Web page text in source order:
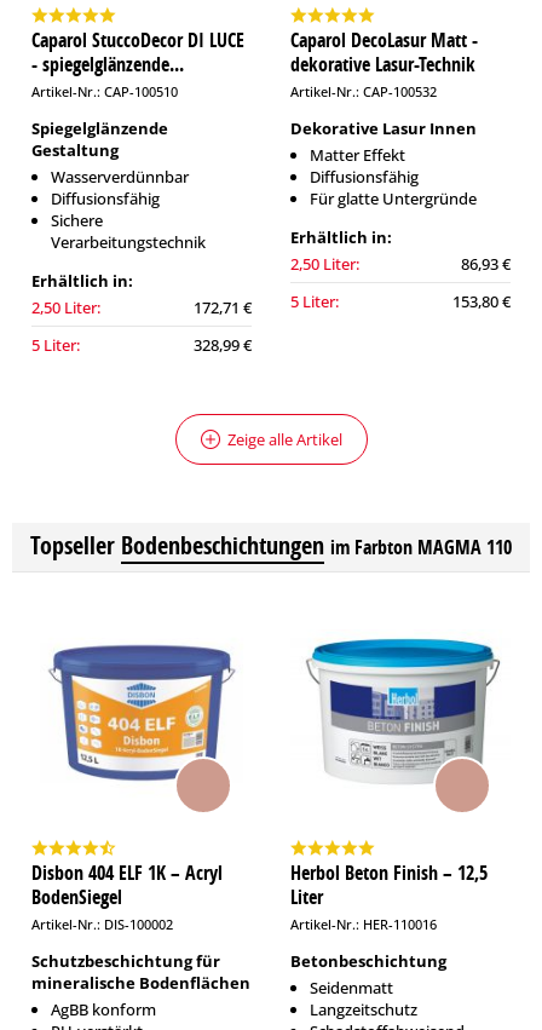
Caparol StuccoDecor DI LUCE
- spiegelglänzende...
Artikel-Nr.: CAP-100510
Spiegelglänzende
Gestaltung
Wasserverdünnbar
Diffusionsfähig
Sichere
Verarbeitungstechnik
Erhältlich in:
2,50 Liter:
172,71 €
5 Liter:
328,99 €
Caparol DecoLasur Matt -
dekorative Lasur-Technik
Artikel-Nr.: CAP-100532
Dekorative Lasur Innen
Matter Effekt
Diffusionsfähig
Für glatte Untergründe
Erhältlich in:
2,50 Liter:
86,93 €
5 Liter:
153,80 €
Zeige alle Artikel
Topseller Bodenbeschichtungen im Farbton MAGMA 110
Disbon 404 ELF 1K – Acryl
BodenSiegel
Artikel-Nr.: DIS-100002
Schutzbeschichtung für
mineralische Bodenflächen
AgBB konform
Herbol Beton Finish – 12,5
Liter
Artikel-Nr.: HER-110016
Betonbeschichtung
Seidenmatt
Langzeitschutz